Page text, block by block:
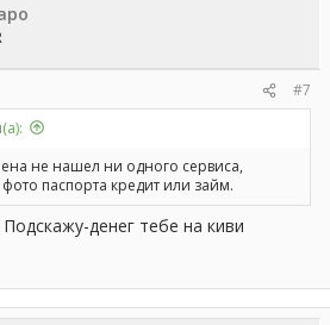
#7
не нашел ни одного сервиса,
паспорта кредит или займ.
денег тебе на киви